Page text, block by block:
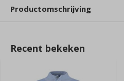
Productomschrijving
Recent bekeken